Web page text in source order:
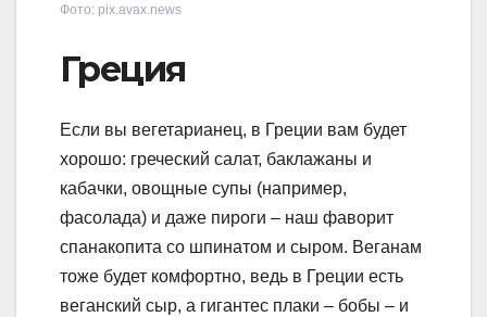
Фото: pix.avax.news
Греция
Если вы вегетарианец, в Греции вам будет
хорошо: греческий салат, баклажаны и
кабачки, овощные супы (например,
фасолада) и даже пироги – наш фаворит
спанакопита со шпинатом и сыром. Веганам
тоже будет комфортно, ведь в Греции есть
веганский сыр, а гигантес плаки – бобы – и